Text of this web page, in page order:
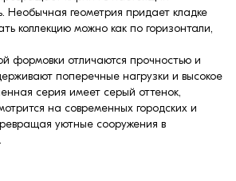
Необычная геометрия придает кладке
коллекцию можно как по горизонтали,
формовки отличаются прочностью и
поперечные нагрузки и высокое
серия имеет серый оттенок,
на современных городских и
уютные сооружения в